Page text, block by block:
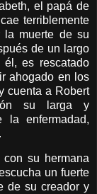
el papá de
terriblemente
la muerte de su
de un largo
él, es rescatado
ahogado en los
cuenta a Robert
su larga y
la enfermadad,
su hermana
un fuerte
de su creador y